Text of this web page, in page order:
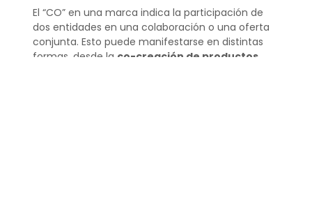
El “CO” en una marca indica la participación de
dos entidades en una colaboración o una oferta
conjunta. Esto puede manifestarse en distintas
formas, desde la co-creación de productos